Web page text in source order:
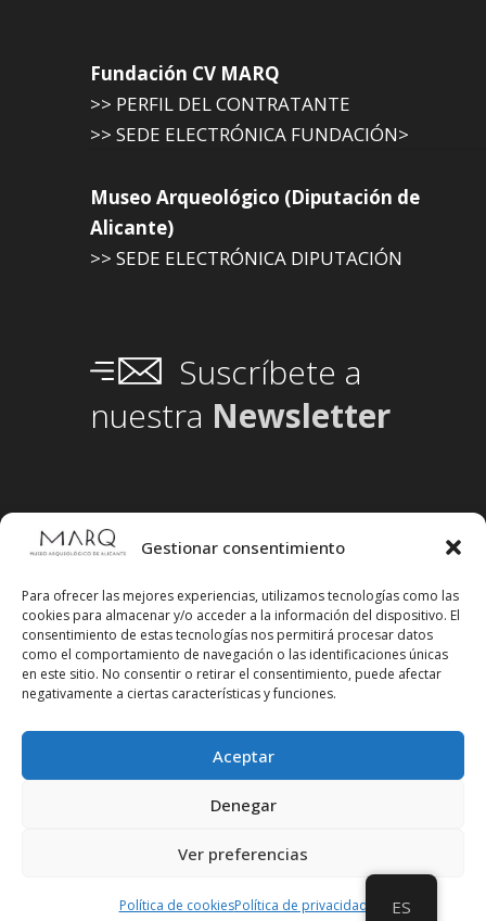
Gestionar consentimiento
Para ofrecer las mejores experiencias, utilizamos tecnologías como las
cookies para almacenar y/o acceder a la información del dispositivo. El
consentimiento de estas tecnologías nos permitirá procesar datos
como el comportamiento de navegación o las identificaciones únicas
en este sitio. No consentir o retirar el consentimiento, puede afectar
negativamente a ciertas características y funciones.
Aceptar
Denegar
Ver preferencias
Política de cookiesPolítica de privacidad
Fundación CV MARQ
>> PERFIL DEL CONTRATANTE
>> SEDE ELECTRÓNICA FUNDACIÓN>
Museo Arqueológico (Diputación de
Alicante)
>> SEDE ELECTRÓNICA DIPUTACIÓN
Suscríbete a
nuestra Newsletter
Síguenos en redes sociales
ES